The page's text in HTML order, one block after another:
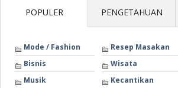
POPULER PENGETAHUAN
Mode / Fashion
Resep Masakan
Bisnis
Wisata
Musik
Kecantikan